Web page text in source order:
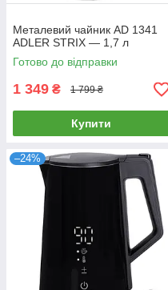
Металевий чайник AD 1341
ADLER STRIX — 1,7 л
Готово до відправки
1 349 ₴ 1 799 ₴
Купити
–24%